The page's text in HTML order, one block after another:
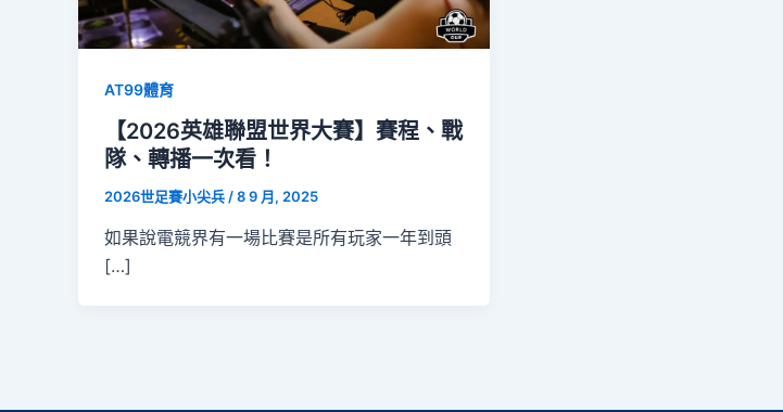
AT99體育
【2026英雄聯盟世界大賽】賽程、戰
隊、轉播一次看！
2026世足賽小尖兵 /8 9 月, 2025
如果說電競界有一場比賽是所有玩家一年到頭
[…]